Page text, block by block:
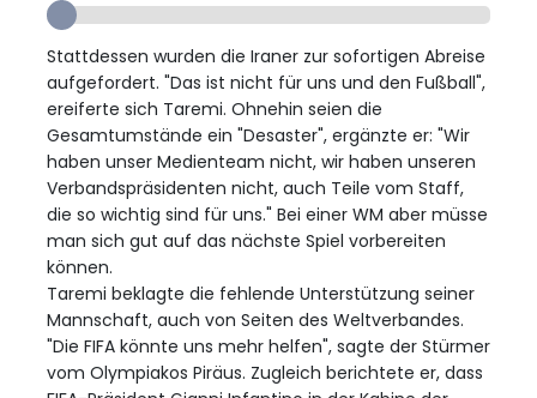
Stattdessen wurden die Iraner zur sofortigen Abreise
aufgefordert. "Das ist nicht für uns und den Fußball",
ereiferte sich Taremi. Ohnehin seien die
Gesamtumstände ein "Desaster", ergänzte er: "Wir
haben unser Medienteam nicht, wir haben unseren
Verbandspräsidenten nicht, auch Teile vom Staff,
die so wichtig sind für uns." Bei einer WM aber müsse
man sich gut auf das nächste Spiel vorbereiten
können.
Taremi beklagte die fehlende Unterstützung seiner
Mannschaft, auch von Seiten des Weltverbandes.
"Die FIFA könnte uns mehr helfen", sagte der Stürmer
vom Olympiakos Piräus. Zugleich berichtete er, dass